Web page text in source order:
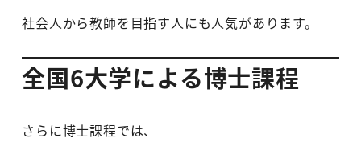
社会人から教師を目指す人にも人気があります。
全国6大学による博士課程
さらに博士課程では、